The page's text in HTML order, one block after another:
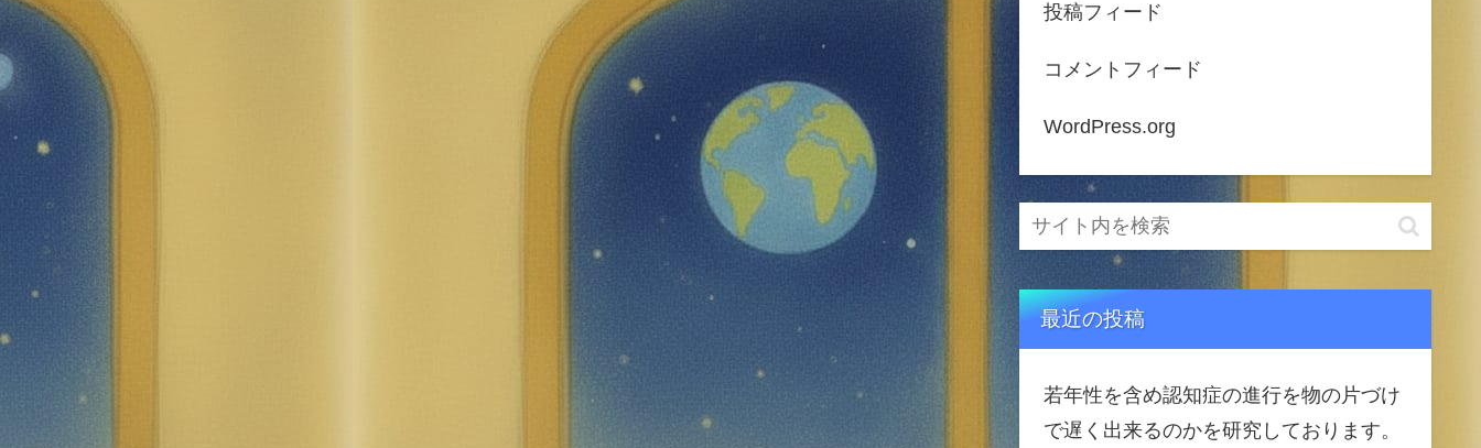
投稿フィード
コメントフィード
WordPress.org
最近の投稿
若年性を含め認知症の進行を物の片づけ
で遅く出来るのかを研究しております。